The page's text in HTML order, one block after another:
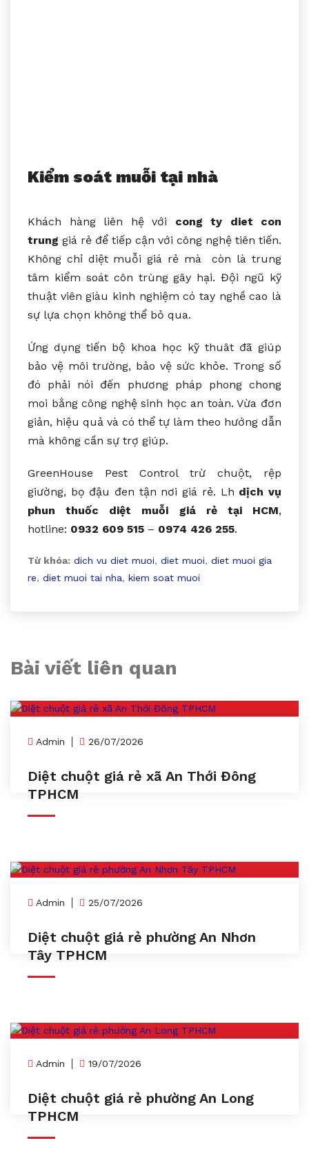
Kiểm soát muỗi tại nhà
Khách hàng liên hệ với cong ty diet con
trung giá rẻ để tiếp cận với công nghệ tiên tiến.
Không chỉ diệt muỗi giá rẻ mà còn là trung
tâm kiểm soát côn trùng gây hại. Đội ngũ kỹ
thuật viên giàu kinh nghiệm có tay nghề cao là
sự lựa chọn không thể bỏ qua.
Ứng dụng tiến bộ khoa học kỹ thuât đã giúp
bảo vệ môi trường, bảo vệ sức khỏe. Trong số
đó phải nói đến phương pháp phong chong
moi bằng công nghệ sinh học an toàn. Vừa đơn
giản, hiệu quả và có thể tự làm theo hướng dẫn
mà không cần sự trợ giúp.
GreenHouse Pest Control trừ chuột, rệp
giường, bọ đậu đen tận nơi giá rẻ. Lh dịch vụ
phun thuốc diệt muỗi giá rẻ tại HCM,
hotline: 0932 609 515 – 0974 426 255.
Từ khóa: dich vu diet muoi, diet muoi, diet muoi gia
re, diet muoi tai nha, kiem soat muoi
Bài viết liên quan
Admin 26/07/2026
Diệt chuột giá rẻ xã An Thới Đông
TPHCM
Admin 25/07/2026
Diệt chuột giá rẻ phường An Nhơn
Tây TPHCM
Admin 19/07/2026
Diệt chuột giá rẻ phường An Long
TPHCM